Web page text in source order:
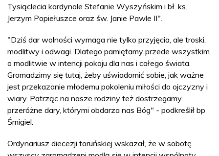
Tysiąclecia kardynale Stefanie Wyszyńskim i bł. ks.
Jerzym Popiełuszce oraz św. Janie Pawle II".
"Dziś dar wolności wymaga nie tylko przyjęcia, ale troski,
modlitwy i odwagi. Dlatego pamiętamy przede wszystkim
o modlitwie w intencji pokoju dla nas i całego świata.
Gromadzimy się tutaj, żeby uświadomić sobie, jak ważne
jest przekazanie młodemu pokoleniu miłości do ojczyzny i
wiary. Patrząc na nasze rodziny też dostrzegamy
przeróżne dary, którymi obdarza nas Bóg" - podkreślił bp
Śmigiel.
Ordynariusz diecezji toruńskiej wskazał, że w sobotę